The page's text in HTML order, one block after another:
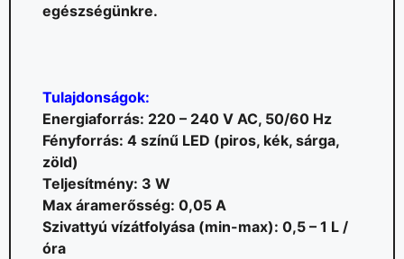
egészségünkre.
Tulajdonságok:
Energiaforrás: 220 – 240 V AC, 50/60 Hz
Fényforrás: 4 színű LED (piros, kék, sárga,
zöld)
Teljesítmény: 3 W
Max áramerősség: 0,05 A
Szivattyú vízátfolyása (min-max): 0,5 – 1 L /
óra